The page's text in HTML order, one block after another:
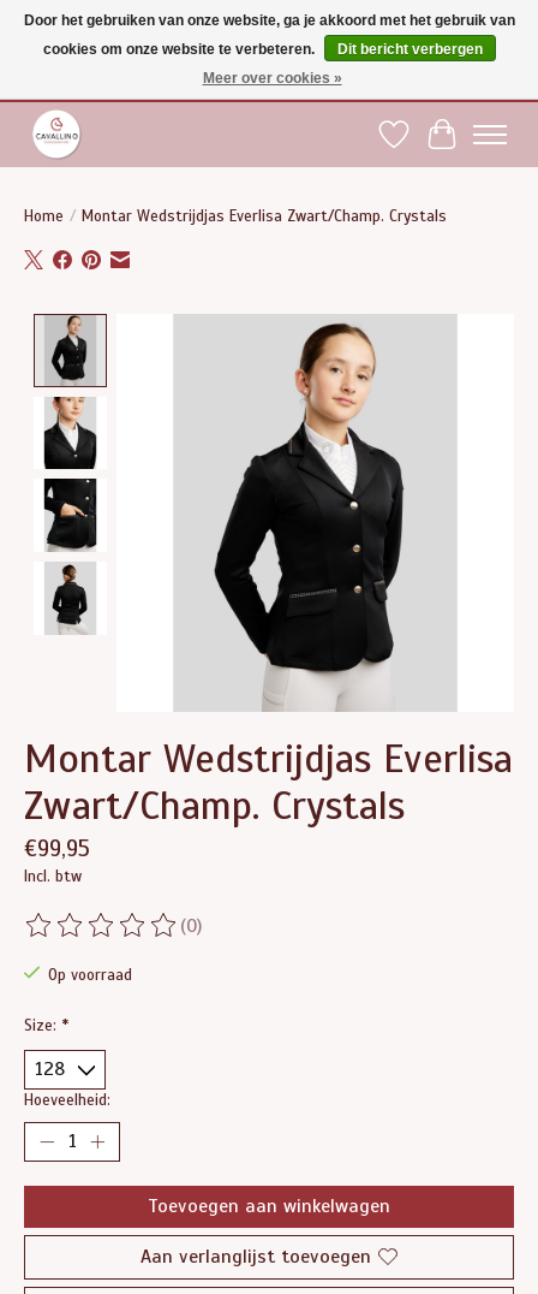
Gratis verzending vanaf €75 binnen BE - vanaf €100 naar EU | Voor 17:00 besteld is
dezelfde dag verzonden | Klantendienst: +32 (0)51 21 27 00 |
Verlanglijst
Home / Montar Wedstrijdjas Everlisa Zwart/Champ. Crystals
Product image slideshow Items
Montar Wedstrijdjas Everlisa
Zwart/Champ. Crystals
€99,95
Incl. btw
De beoordeling van dit product is
(0)
Op voorraad
Size: *
Hoeveelheid:
Toevoegen aan winkelwagen
Aan verlanglijst toevoegen
Door het gebruiken van onze website, ga je akkoord met het gebruik van
cookies om onze website te verbeteren.
Dit bericht verbergen
Meer over cookies »